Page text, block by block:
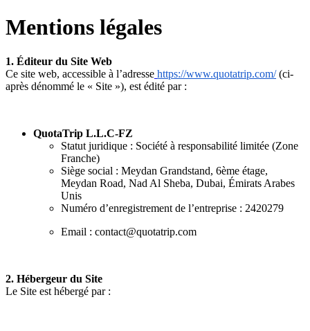
Mentions légales
1. Éditeur du Site Web
Ce site web, accessible à l’adresse https://www.quotatrip.com/(ci-
après dénommé le « Site »), est édité par :
QuotaTrip L.L.C-FZ
Statut juridique : Société à responsabilité limitée (Zone
Franche)
Siège social : Meydan Grandstand, 6ème étage,
Meydan Road, Nad Al Sheba, Dubai, Émirats Arabes
Unis
Numéro d’enregistrement de l’entreprise : 2420279
Email : contact@quotatrip.com
2. Hébergeur du Site
Le Site est hébergé par :